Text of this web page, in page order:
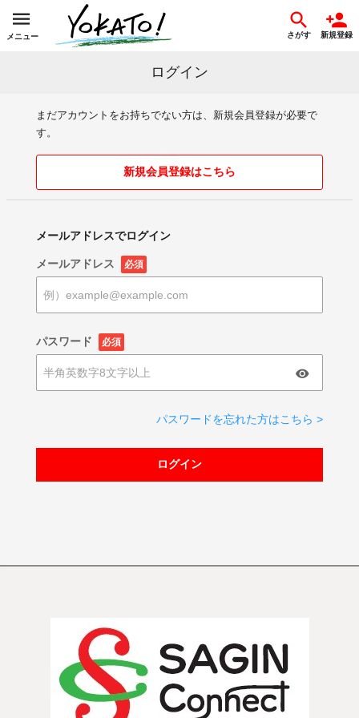
メニュー さがす 新規登録
ログイン
まだアカウントをお持ちでない方は、新規会員登録が必要で
す。
新規会員登録はこちら
メールアドレスでログイン
メールアドレス 必須
パスワード 必須
パスワードを忘れた方はこちら >
ログイン